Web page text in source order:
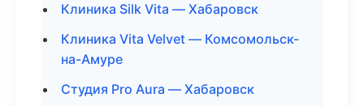
Клиника Silk Vita — Хабаровск
Клиника Vita Velvet — Комсомольск-
на-Амуре
Студия Pro Aura — Хабаровск